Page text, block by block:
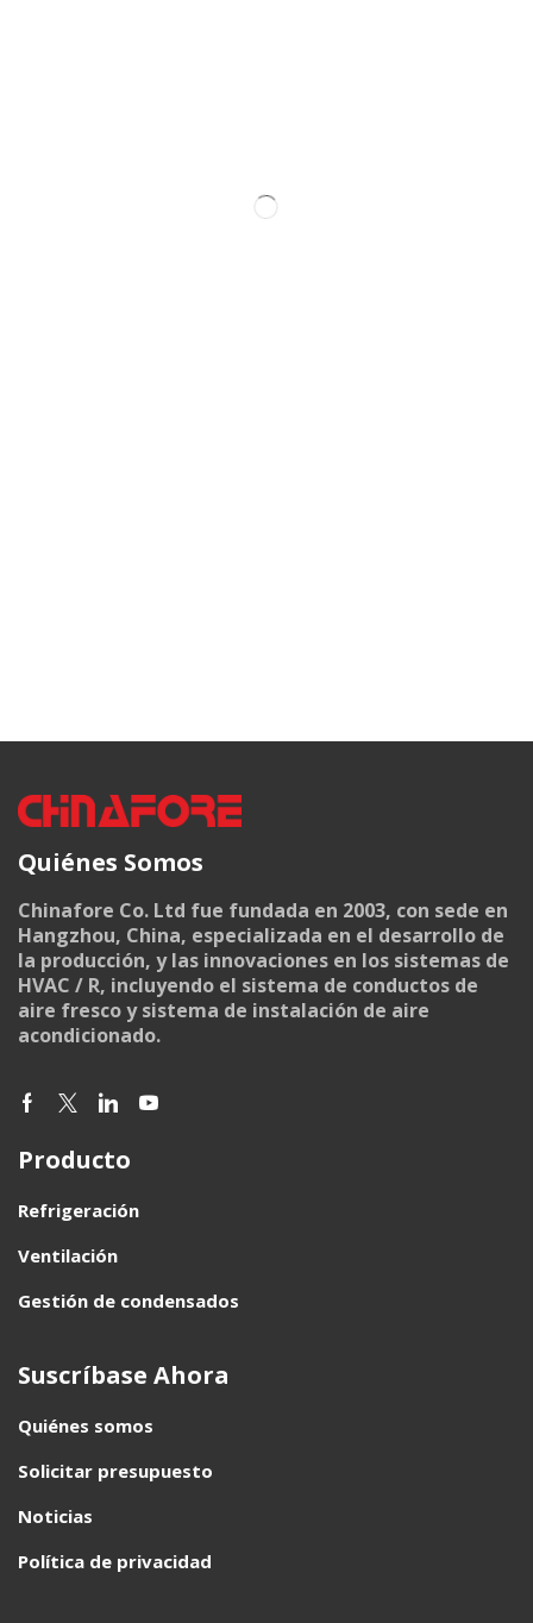
Quiénes Somos
Chinafore Co. Ltd fue fundada en 2003, con sede en
Hangzhou, China, especializada en el desarrollo de
la producción, y las innovaciones en los sistemas de
HVAC / R, incluyendo el sistema de conductos de
aire fresco y sistema de instalación de aire
acondicionado.
Producto
Refrigeración
Ventilación
Gestión de condensados
Suscríbase Ahora
Quiénes somos
Solicitar presupuesto
Noticias
Política de privacidad